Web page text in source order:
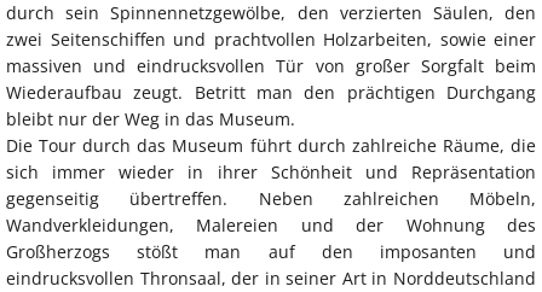
durch sein Spinnennetzgewölbe, den verzierten Säulen, den
zwei Seitenschiffen und prachtvollen Holzarbeiten, sowie einer
massiven und eindrucksvollen Tür von großer Sorgfalt beim
Wiederaufbau zeugt. Betritt man den prächtigen Durchgang
bleibt nur der Weg in das Museum.
Die Tour durch das Museum führt durch zahlreiche Räume, die
sich immer wieder in ihrer Schönheit und Repräsentation
gegenseitig übertreffen. Neben zahlreichen Möbeln,
Wandverkleidungen, Malereien und der Wohnung des
Großherzogs stößt man auf den imposanten und
eindrucksvollen Thronsaal, der in seiner Art in Norddeutschland